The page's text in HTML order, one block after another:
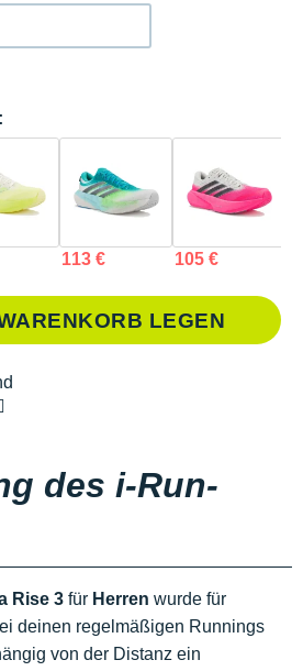
113 € 105 €
LEGEN
des i-Run-
Rise 3 für Herren wurde für
deinen regelmäßigen Runnings
von der Distanz ein